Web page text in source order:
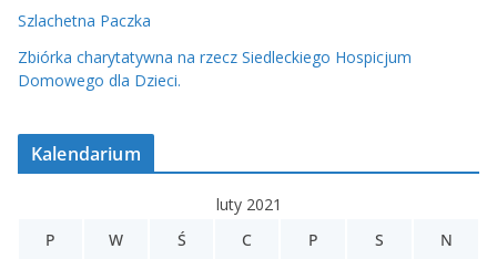
Szlachetna Paczka
Zbiórka charytatywna na rzecz Siedleckiego Hospicjum
Domowego dla Dzieci.
Kalendarium
luty 2021
P
W Ś C P S N